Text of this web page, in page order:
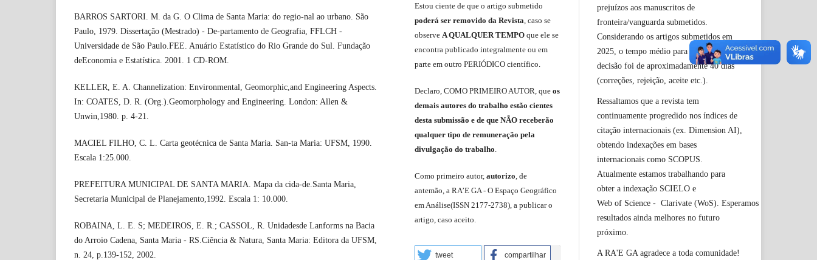
BARROS SARTORI. M. da G. O Clima de Santa Maria: do regio-nal ao urbano. São
Paulo, 1979. Dissertação (Mestrado) - De-partamento de Geografia, FFLCH -
Universidade de São Paulo.FEE. Anuário Estatístico do Rio Grande do Sul. Fundação
deEconomia e Estatística. 2001. 1 CD-ROM.
KELLER, E. A. Channelization: Environmental, Geomorphic,and Engineering Aspects.
In: COATES, D. R. (Org.).Geomorphology and Engineering. London: Allen &
Unwin,1980. p. 4-21.
MACIEL FILHO, C. L. Carta geotécnica de Santa Maria. San-ta Maria: UFSM, 1990.
Escala 1:25.000.
PREFEITURA MUNICIPAL DE SANTA MARIA. Mapa da cida-de.Santa Maria,
Secretaria Municipal de Planejamento,1992. Escala 1: 10.000.
ROBAINA, L. E. S; MEDEIROS, E. R.; CASSOL, R. Unidadesde Lanforms na Bacia
do Arroio Cadena, Santa Maria - RS.Ciência & Natura, Santa Maria: Editora da UFSM,
n. 24, p.139-152, 2002.
Estou ciente de que o artigo submetido
poderá ser removido da Revista caso se
observe A QUALQUER TEMPO que ele se
encontra publicado integralmente ou em
parte em outro PERIÓDICO científico.
Declaro COMO PRIMEIRO AUTOR que os
demais autores do trabalho estão cientes
desta submissão e de que NÃO receberão
qualquer tipo de remuneração pela
divulgação do trabalho
Como primeiro autor, autorizo de
antemão, a RA’E GA - O Espaço Geográfico
em Análise(ISSN 2177-2738) a publicar o
artigo, caso aceito.
tweet compartilhar
prejuízos aos manuscritos de
fronteira/vanguarda submetidos.
Considerando os artigos submetidos em
2025, o tempo médio para a primeira
decisão foi de aproximadamente 40 dias
(correções, rejeição, aceite etc.).
Ressaltamos que a revista tem
continuamente progredido nos índices de
citação internacionais (ex. Dimension AI),
obtendo indexações em bases
internacionais como SCOPUS.
Atualmente estamos trabalhando para
obter a indexação SCIELO e
Web of Science - Clarivate (WoS). Esperamos
resultados ainda melhores no futuro
próximo.
A RA'E GA agradece a toda comunidade!